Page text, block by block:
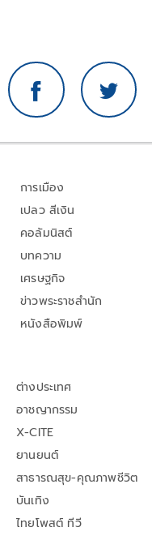
การเมือง
เปลว สีเงิน
คอลัมนิสต์
บทความ
เศรษฐกิจ
ข่าวพระราชสำนัก
หนังสือพิมพ์
ต่างประเทศ
อาชญากรรม
X-CITE
ยานยนต์
สาธารณสุข-คุณภาพชีวิต
บันเทิง
ไทยโพสต์ ทีวี